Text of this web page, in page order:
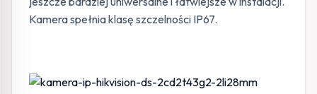
Kamera spełnia klasę szczelności IP67.